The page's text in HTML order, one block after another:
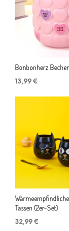
Bonbonherz
13,99 €
Tassen (2er-Set)
32,99 €